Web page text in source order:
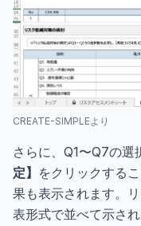
CREATE-SIMPLEより
さらに、Q1〜Q7の選
定】 をクリックする
果も表示されます。
表形式で並べて示さ